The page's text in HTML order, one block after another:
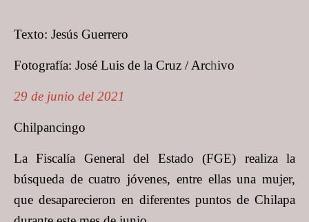
Texto: Jesús Guerrero
Fotografía: José Luis de la Cruz / Archivo
29 de junio del 2021
Chilpancingo
La Fiscalía General del Estado (FGE) realiza la
búsqueda de cuatro jóvenes, entre ellas una mujer,
que desaparecieron en diferentes puntos de Chilapa